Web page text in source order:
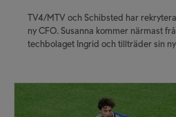
TV4/MTV och Schibsted har
ny CFO. Susanna kommer närmast
techbolaget Ingrid och tillträder sin